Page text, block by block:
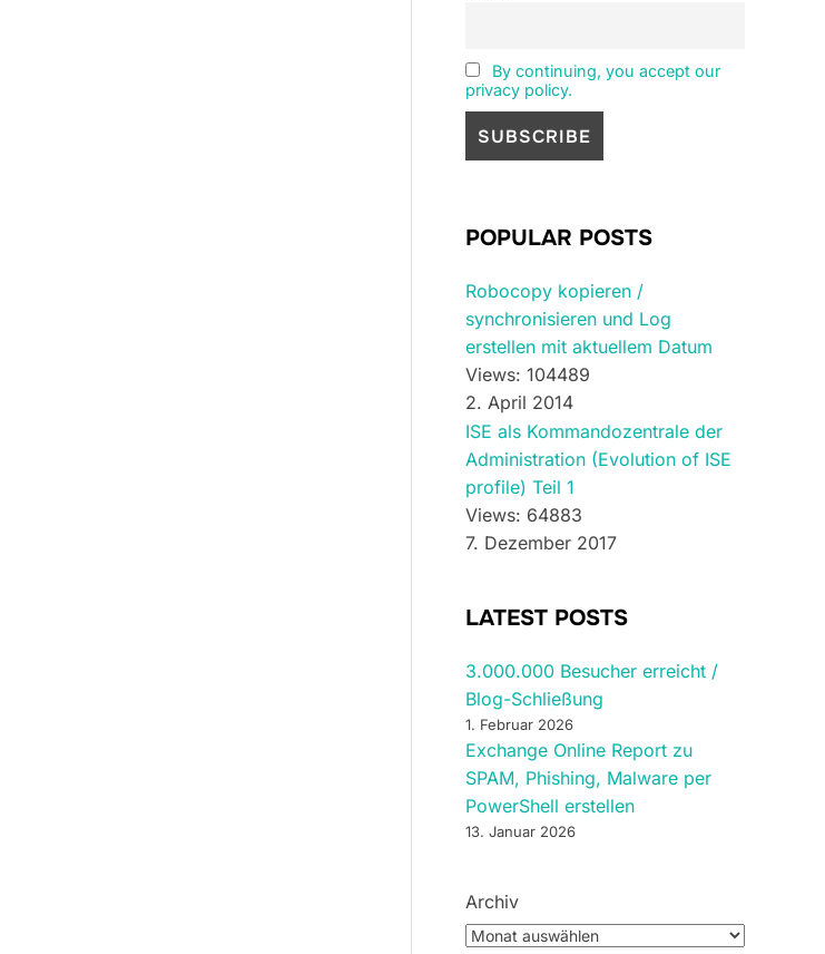
By continuing, you accept our
privacy policy.
POPULAR POSTS
Robocopy kopieren /
synchronisieren und Log
erstellen mit aktuellem Datum
Views: 104489
2. April 2014
ISE als Kommandozentrale der
Administration (Evolution of ISE
profile) Teil 1
Views: 64883
7. Dezember 2017
LATEST POSTS
3.000.000 Besucher erreicht /
Blog-Schließung
1. Februar 2026
Exchange Online Report zu
SPAM, Phishing, Malware per
PowerShell erstellen
13. Januar 2026
Archiv